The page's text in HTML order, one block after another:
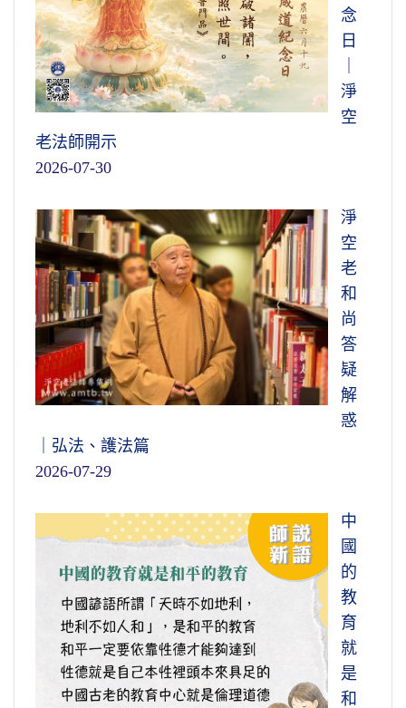
念
日
淨
空
老法師開示
2026-07-30
淨
空
老
和
尚
答
疑
解
惑
｜弘法、護法篇
2026-07-29
中
國
的
教
育
就
是
和